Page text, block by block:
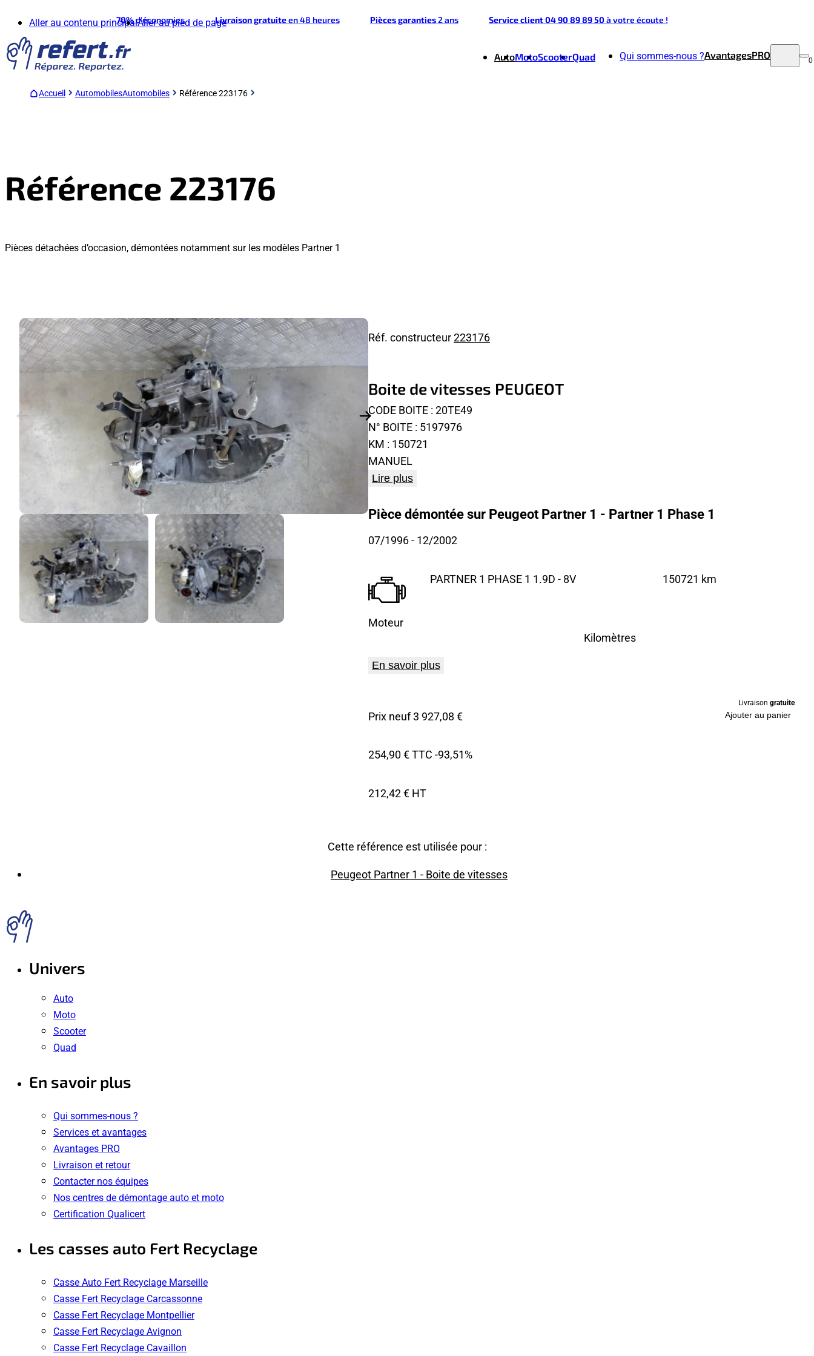
Aller au contenu principalAller au pied de page
70%d'économies Livraison gratuiteen 48 heures Pièces garanties2 ans Service client 04 90 89 89 50à votre écoute !
AutoMotoScooterQuad Qui sommes-nous ?AvantagesPRO 0
Accueil AutomobilesAutomobiles Référence 223176
Référence 223176
Pièces détachées d’occasion, démontées notamment sur les modèles Partner 1
Réf. constructeur223176
Boite de vitesses PEUGEOT
CODE BOITE : 20TE49
N° BOITE : 5197976
KM : 150721
MANUEL
Lire plus
Pièce démontée sur Peugeot Partner 1 - Partner 1 Phase 1
07/1996- 12/2002
Moteur
PARTNER 1 PHASE 1 1.9D - 8V
Kilomètres
150721 km
En savoir plus
Prix neuf 3 927,08 €
254,90 € TTC -93,51%
212,42 € HT
Livraison gratuite
Ajouter au panier
Cette référence est utilisée pour :
Peugeot Partner 1 - Boite de vitesses
Univers
Auto
Moto
Scooter
Quad
En savoir plus
Qui sommes-nous ?
Services et avantages
Avantages PRO
Livraison et retour
Contacter nos équipes
Nos centres de démontage auto et moto
Certification Qualicert
Les casses auto Fert Recyclage
Casse Auto Fert Recyclage Marseille
Casse Fert Recyclage Carcassonne
Casse Fert Recyclage Montpellier
Casse Fert Recyclage Avignon
Casse Fert Recyclage Cavaillon